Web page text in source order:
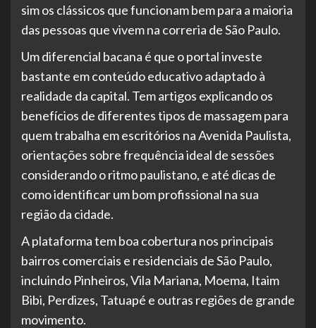
sim os clássicos que funcionam bem para a maioria
das pessoas que vivem na correria de São Paulo.
Um diferencial bacana é que o portal investe
bastante em conteúdo educativo adaptado à
realidade da capital. Tem artigos explicando os
benefícios de diferentes tipos de massagem para
quem trabalha em escritórios na Avenida Paulista,
orientações sobre frequência ideal de sessões
considerando o ritmo paulistano, e até dicas de
como identificar um bom profissional na sua
região da cidade.
A plataforma tem boa cobertura nos principais
bairros comerciais e residenciais de São Paulo,
incluindo Pinheiros, Vila Mariana, Moema, Itaim
Bibi, Perdizes, Tatuapé e outras regiões de grande
movimento.